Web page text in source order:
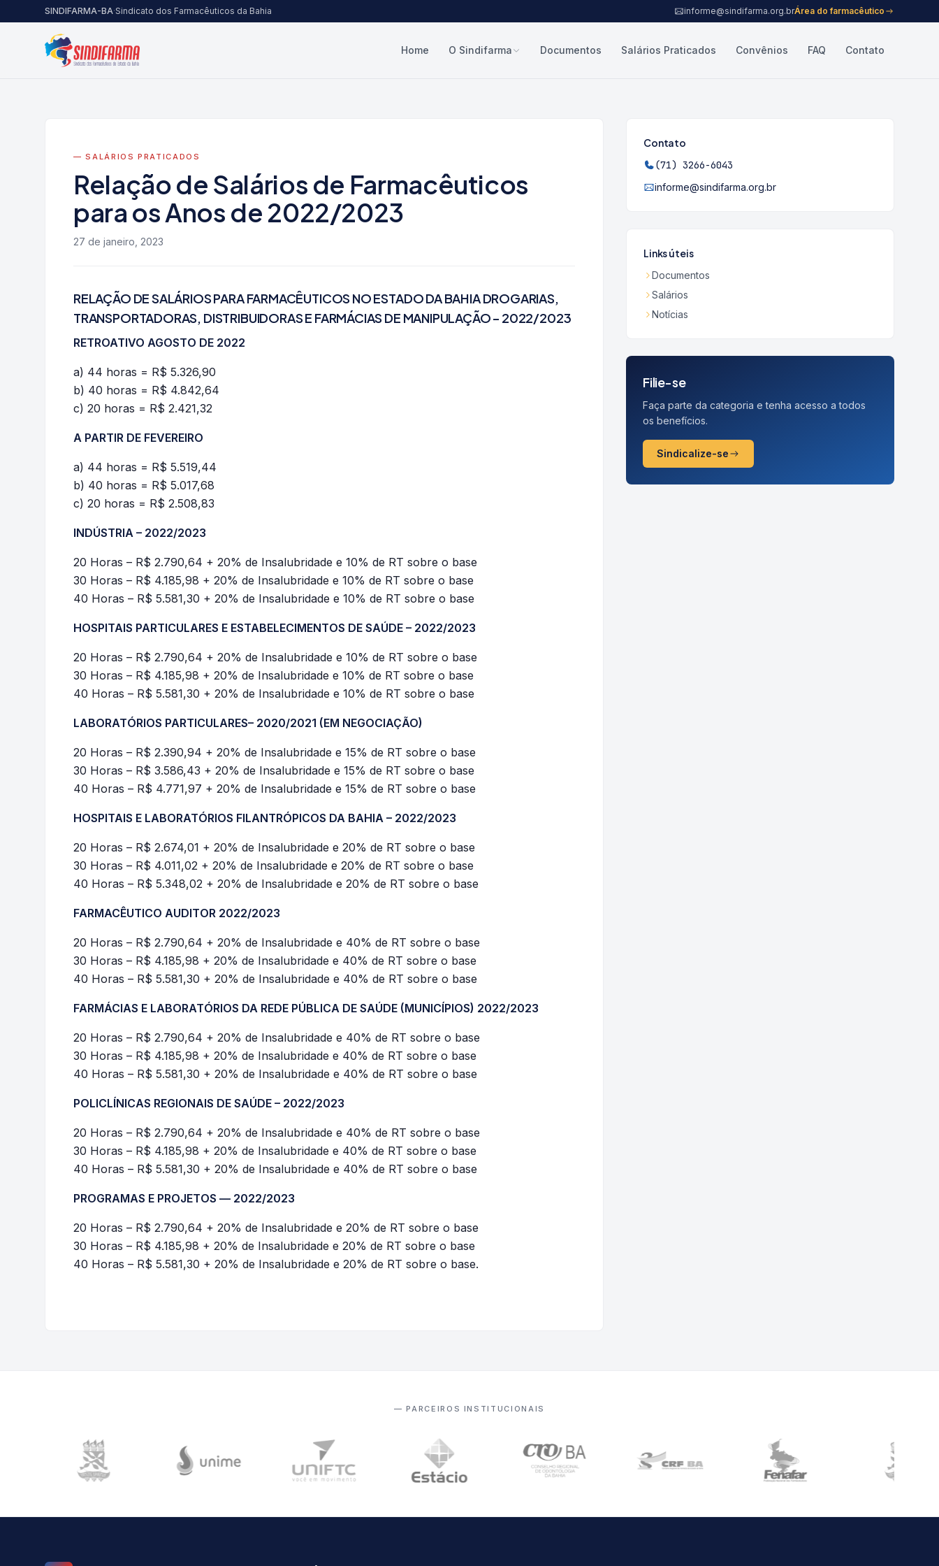
Pular para o conteúdo
SINDIFARMA-BA·Sindicato dos Farmacêuticos da Bahia informe@sindifarma.org.brÁrea do farmacêutico
Home O Sindifarma Documentos Salários Praticados Convênios FAQ Contato
— SALÁRIOS PRATICADOS
Relação de Salários de Farmacêuticos
para os Anos de 2022/2023
27 de janeiro, 2023
RELAÇÃO DE SALÁRIOS PARA FARMACÊUTICOS NO ESTADO DA BAHIA DROGARIAS,
TRANSPORTADORAS, DISTRIBUIDORAS E FARMÁCIAS DE MANIPULAÇÃO – 2022/2023
RETROATIVO AGOSTO DE 2022
a) 44 horas = R$ 5.326,90
b) 40 horas = R$ 4.842,64
c) 20 horas = R$ 2.421,32
A PARTIR DE FEVEREIRO
a) 44 horas = R$ 5.519,44
b) 40 horas = R$ 5.017,68
c) 20 horas = R$ 2.508,83
INDÚSTRIA – 2022/2023
20 Horas – R$ 2.790,64 + 20% de Insalubridade e 10% de RT sobre o base
30 Horas – R$ 4.185,98 + 20% de Insalubridade e 10% de RT sobre o base
40 Horas – R$ 5.581,30 + 20% de Insalubridade e 10% de RT sobre o base
HOSPITAIS PARTICULARES E ESTABELECIMENTOS DE SAÚDE – 2022/2023
20 Horas – R$ 2.790,64 + 20% de Insalubridade e 10% de RT sobre o base
30 Horas – R$ 4.185,98 + 20% de Insalubridade e 10% de RT sobre o base
40 Horas – R$ 5.581,30 + 20% de Insalubridade e 10% de RT sobre o base
LABORATÓRIOS PARTICULARES– 2020/2021 (EM NEGOCIAÇÃO)
20 Horas – R$ 2.390,94 + 20% de Insalubridade e 15% de RT sobre o base
30 Horas – R$ 3.586,43 + 20% de Insalubridade e 15% de RT sobre o base
40 Horas – R$ 4.771,97 + 20% de Insalubridade e 15% de RT sobre o base
HOSPITAIS E LABORATÓRIOS FILANTRÓPICOS DA BAHIA – 2022/2023
20 Horas – R$ 2.674,01 + 20% de Insalubridade e 20% de RT sobre o base
30 Horas – R$ 4.011,02 + 20% de Insalubridade e 20% de RT sobre o base
40 Horas – R$ 5.348,02 + 20% de Insalubridade e 20% de RT sobre o base
FARMACÊUTICO AUDITOR 2022/2023
20 Horas – R$ 2.790,64 + 20% de Insalubridade e 40% de RT sobre o base
30 Horas – R$ 4.185,98 + 20% de Insalubridade e 40% de RT sobre o base
40 Horas – R$ 5.581,30 + 20% de Insalubridade e 40% de RT sobre o base
FARMÁCIAS E LABORATÓRIOS DA REDE PÚBLICA DE SAÚDE (MUNICÍPIOS) 2022/2023
20 Horas – R$ 2.790,64 + 20% de Insalubridade e 40% de RT sobre o base
30 Horas – R$ 4.185,98 + 20% de Insalubridade e 40% de RT sobre o base
40 Horas – R$ 5.581,30 + 20% de Insalubridade e 40% de RT sobre o base
POLICLÍNICAS REGIONAIS DE SAÚDE – 2022/2023
20 Horas – R$ 2.790,64 + 20% de Insalubridade e 40% de RT sobre o base
30 Horas – R$ 4.185,98 + 20% de Insalubridade e 40% de RT sobre o base
40 Horas – R$ 5.581,30 + 20% de Insalubridade e 40% de RT sobre o base
PROGRAMAS E PROJETOS –– 2022/2023
20 Horas – R$ 2.790,64 + 20% de Insalubridade e 20% de RT sobre o base
30 Horas – R$ 4.185,98 + 20% de Insalubridade e 20% de RT sobre o base
40 Horas – R$ 5.581,30 + 20% de Insalubridade e 20% de RT sobre o base.
Contato
(71) 3266-6043
informe@sindifarma.org.br
Links úteis
Documentos
Salários
Notícias
Filie-se
Faça parte da categoria e tenha acesso a todos
os benefícios.
Sindicalize-se
— PARCEIROS INSTITUCIONAIS